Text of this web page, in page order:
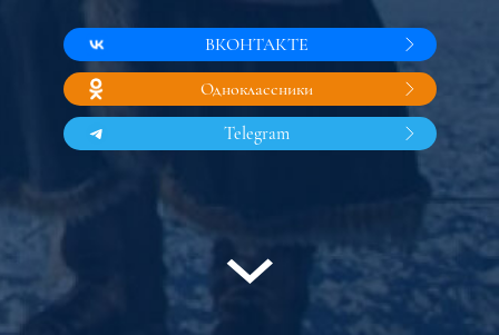
ВКОНТАКТЕ
Одноклассники
Telegram